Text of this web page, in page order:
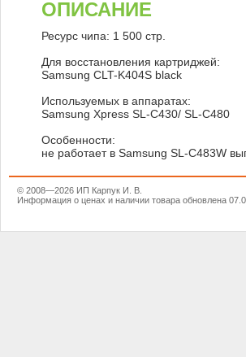
ОПИСАНИЕ
Ресурс чипа: 1 500 стр.
Для восстановления картриджей:
Samsung CLT-K404S black
Используемых в аппаратах:
Samsung Xpress SL-C430/ SL-C480
Особенности:
не работает в Samsung SL-C483W
© 2008—2026 ИП Карпук И. В.
Информация о ценах и наличии товара обновлена